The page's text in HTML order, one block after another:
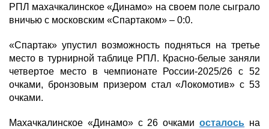
РПЛ махачкалинское «Динамо» на своем поле сыграло
вничью с московским «Спартаком» – 0:0.
«Спартак» упустил возможность подняться на третье
место в турнирной таблице РПЛ. Красно-белые заняли
четвертое место в чемпионате России-2025/26 с 52
очками, бронзовым призером стал «Локомотив» с 53
очками.
Махачкалинское «Динамо» с 26 очкамиосталось на